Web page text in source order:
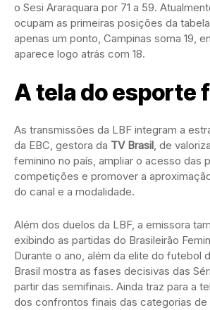
o Sesi Araraquara por 71 a 59.
ocupam as primeiras posições da
apenas um ponto, Campinas soma 19,
aparece logo atrás com 18.
A tela do esporte
As transmissões da LBF integram a
da EBC, gestora da TV Brasil, de
feminino no país, ampliar o acesso das
competições e promover a
do canal e a modalidade.
Além dos duelos da LBF, a emissora
exibindo as partidas do Brasileirão
Durante o ano, além da elite do futebol
Brasil mostra as fases decisivas das
partir das semifinais. Ainda traz para a
dos confrontos finais das categorias de